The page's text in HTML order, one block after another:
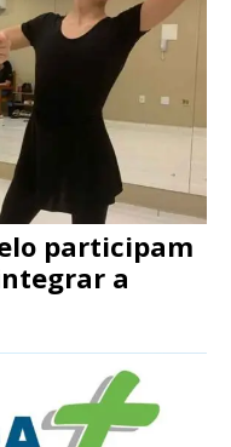
participam
a